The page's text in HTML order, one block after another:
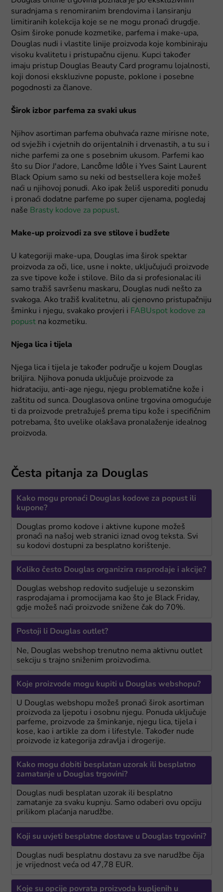
suradnjama s renomiranim brendovima i lansiranju
limitiranih kolekcija koje se ne mogu pronaći drugdje.
Osim široke ponude kozmetike, parfema i make-upa,
Douglas nudi i vlastite linije proizvoda koje kombiniraju
visoku kvalitetu i pristupačnu cijenu. Kupci također
imaju pristup Douglas Beauty Card programu lojalnosti,
koji donosi ekskluzivne popuste, poklone i posebne
pogodnosti za članove.
Širok izbor parfema za svaki ukus
Njihov asortiman parfema obuhvaća razne mirisne note,
od svježih i cvjetnih do orijentalnih i drvenastih, a tu su i
niche parfemi za one s posebnim ukusom. Parfemi kao
što su Dior J'adore, Lancôme Idôle i Yves Saint Laurent
Black Opium samo su neki od bestsellera koje možeš
naći u njihovoj ponudi. Ako ipak želiš usporediti ponudu
i pronaći dodatne parfeme po super cijenama, pogledaj
naše Brasty kodove za popust.
Make-up proizvodi za sve stilove i budžete
U kategoriji make-upa, Douglas ima širok spektar
proizvoda za oči, lice, usne i nokte, uključujući proizvode
za sve tipove kože i stilove. Bilo da si profesionalac ili
samo tražiš savršenu maskaru, Douglas nudi nešto za
svakoga. Ako tražiš kvalitetnu, ali cjenovno pristupačniju
šminku i njegu, svakako provjeri i FABUspot kodove za
popust na kozmetiku.
Njega lica i tijela
Njega lica i tijela je također područje u kojem Douglas
briljira. Njihova ponuda uključuje proizvode za
hidrataciju, anti-age njegu, njegu problematične kože i
zaštitu od sunca. Douglasova online trgovina omogućuje
ti da proizvode pretražuješ prema tipu kože i specifičnim
potrebama, što uvelike olakšava pronalaženje idealnog
proizvoda.
Česta pitanja za Douglas
Kako mogu pronaći Douglas kodove za popust ili
kupone?
Douglas promo kodove i aktivne kupone možeš
pronaći na našoj web stranici iznad ovog teksta. Svi
su kodovi dostupni za besplatno korištenje.
Koliko često Douglas organizira rasprodaje i akcije?
Douglas webshop redovito sudjeluje u sezonskim
rasprodajama i promocijama kao što je Black Friday,
gdje možeš naći proizvode snižene čak do 70%.
Postoji li Douglas outlet?
Ne, Douglas webshop trenutno nema aktivnu outlet
sekciju s trajno sniženim proizvodima.
Koje proizvode mogu kupiti u Douglas webshopu?
U Douglas webshopu možeš pronaći širok asortiman
proizvoda za ljepotu i osobnu njegu. Ponuda uključuje
parfeme, proizvode za šminkanje, njegu lica, tijela i
kose, kao i artikle za dom i lifestyle. Također nude
proizvode iz kategorija zdravlja i drogerije.
Kako mogu dobiti besplatan uzorak ili besplatno
zamatanje u Douglas trgovini?
Douglas nudi besplatan uzorak ili besplatno
zamatanje za svaku kupnju. Samo odaberi ovu opciju
prilikom plaćanja narudžbe.
Koji su uvjeti besplatne dostave u Douglas trgovini?
Douglas nudi besplatnu dostavu za sve narudžbe čija
je vrijednost veća od 47,78 EUR.
Koje su opcije povrata proizvoda kupljenih u